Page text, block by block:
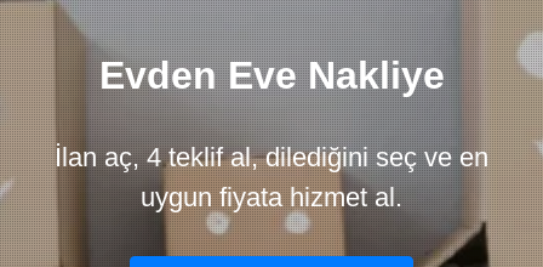
Evden Eve Nakliye
İlan aç, 4 teklif al, dilediğini seç ve en
uygun fiyata hizmet al.